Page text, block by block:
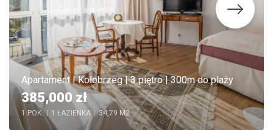
Apartament | Kołobrzeg | 3 piętro | 300m do plaży
385,000 zł
1 POK. | 1 ŁAZIENKA | 34,79 M2